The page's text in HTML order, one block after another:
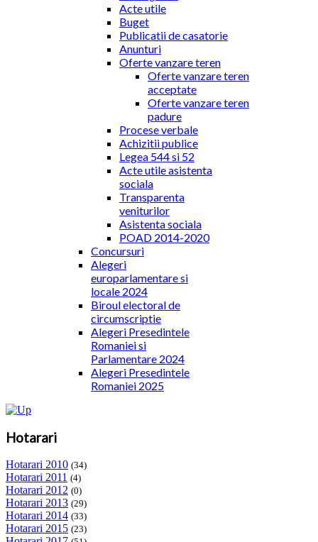
Acte utile
Buget
Publicatii de casatorie
Anunturi
Oferte vanzare teren
Oferte vanzare teren
acceptate
Oferte vanzare teren
padure
Procese verbale
Achizitii publice
Legea 544 si 52
Acte utile asistenta
sociala
Transparenta
veniturilor
Asistenta sociala
POAD 2014-2020
Concursuri
Alegeri
europarlamentare si
locale 2024
Biroul electoral de
circumscriptie
Alegeri Presedintele
Romaniei si
Parlamentare 2024
Alegeri Presedintele
Romaniei 2025
Hotarari
Hotarari 2010 (34)
Hotarari 2011 (4)
Hotarari 2012 (0)
Hotarari 2013 (29)
Hotarari 2014 (33)
Hotarari 2015 (23)